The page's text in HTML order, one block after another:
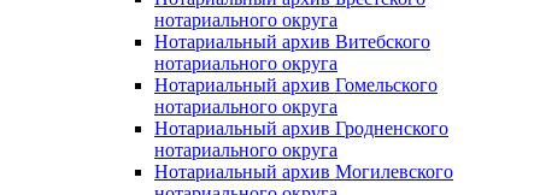
нотариального округа
Нотариальный архив Витебского
нотариального округа
Нотариальный архив Гомельского
нотариального округа
Нотариальный архив Гродненского
нотариального округа
Нотариальный архив Могилевского